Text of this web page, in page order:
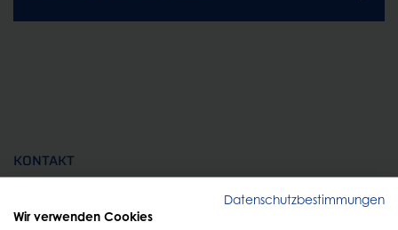
KONTAKT
Persönliche BeratungDatenschutzbestimmungen
Wir verwenden Cookies